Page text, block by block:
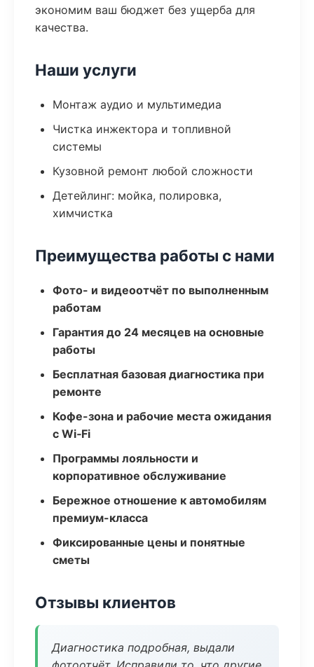
экономим ваш бюджет без ущерба для
качества.
Наши услуги
Монтаж аудио и мультимедиа
Чистка инжектора и топливной
системы
Кузовной ремонт любой сложности
Детейлинг: мойка, полировка,
химчистка
Преимущества работы с нами
Фото- и видеоотчёт по выполненным
работам
Гарантия до 24 месяцев на основные
работы
Бесплатная базовая диагностика при
ремонте
Кофе-зона и рабочие места ожидания
с Wi‑Fi
Программы лояльности и
корпоративное обслуживание
Бережное отношение к автомобилям
премиум-класса
Фиксированные цены и понятные
сметы
Отзывы клиентов
Диагностика подробная, выдали